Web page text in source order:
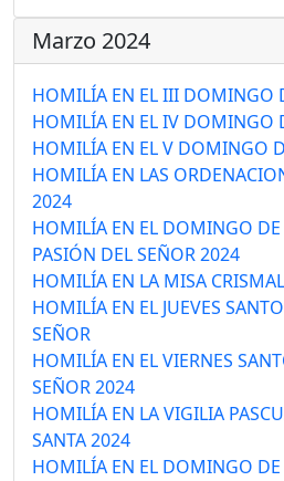
Marzo 2024
HOMILÍA EN EL III DOMINGO
HOMILÍA EN EL IV DOMINGO
HOMILÍA EN EL V DOMINGO
HOMILÍA EN LAS
2024
HOMILÍA EN EL DOMINGO DE
PASIÓN DEL SEÑOR 2024
HOMILÍA EN LA MISA
HOMILÍA EN EL JUEVES
SEÑOR
HOMILÍA EN EL VIERNES
SEÑOR 2024
HOMILÍA EN LA VIGILIA
SANTA 2024
HOMILÍA EN EL DOMINGO DE